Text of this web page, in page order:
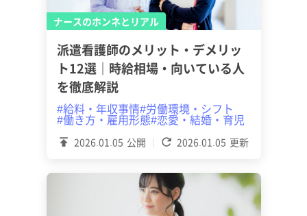
ナースのホンネとリアル
2026.01.05 公開 2026.01.05 更新
派遣看護師のメリット・デメリッ
ト12選｜時給相場・向いている人
を徹底解説
#給料・年収事情#労働環境・シフト
#働き方・雇用形態#恋愛・結婚・育児